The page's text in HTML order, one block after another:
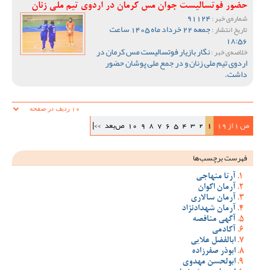
حضور فوتسالیست جوان مس کرمان در اردوی تیم ملی زنان
شماره‌ی خبر :
تاریخ انتشار : جمعه 22 خرداد ماه 1405 ساعت
18:56
خلاصه‌ی خبر :نگار بازیار فوتسالیست مس کرمان در
اردوی تیم ملی زنان و در جمع ملی پوشان حضور
داشت.
ص 1 از 19 1
2
3
4
5
6
7
8
9
10 ص‌بعد >>|
فهرست برچسب‌ها
آرتا منهاجی
آرمان اکوان
آرمان سالاری
آرمان شهدادنژاد
آگهی مناقصه
آکادمی
ابالفضل علایی
ابوذر صفرزاده
ابولحسن مهدوی